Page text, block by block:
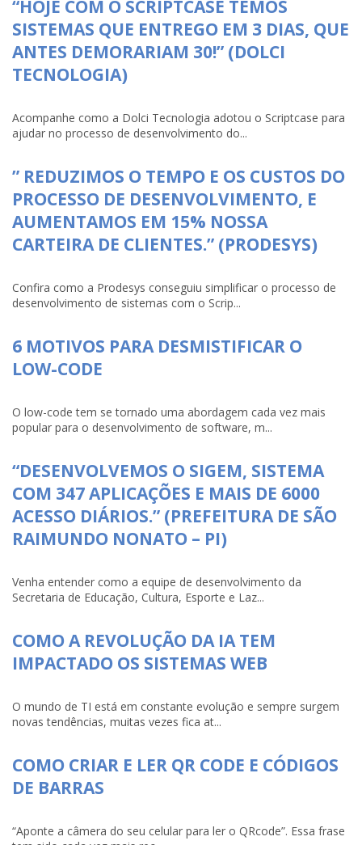
“HOJE COM O SCRIPTCASE TEMOS
SISTEMAS QUE ENTREGO EM 3 DIAS, QUE
ANTES DEMORARIAM 30!” (DOLCI
TECNOLOGIA)
Acompanhe como a Dolci Tecnologia adotou o Scriptcase para
ajudar no processo de desenvolvimento do...
” REDUZIMOS O TEMPO E OS CUSTOS DO
PROCESSO DE DESENVOLVIMENTO, E
AUMENTAMOS EM 15% NOSSA
CARTEIRA DE CLIENTES.” (PRODESYS)
Confira como a Prodesys conseguiu simplificar o processo de
desenvolvimento de sistemas com o Scrip...
6 MOTIVOS PARA DESMISTIFICAR O
LOW-CODE
O low-code tem se tornado uma abordagem cada vez mais
popular para o desenvolvimento de software, m...
“DESENVOLVEMOS O SIGEM, SISTEMA
COM 347 APLICAÇÕES E MAIS DE 6000
ACESSO DIÁRIOS.” (PREFEITURA DE SÃO
RAIMUNDO NONATO – PI)
Venha entender como a equipe de desenvolvimento da
Secretaria de Educação, Cultura, Esporte e Laz...
COMO A REVOLUÇÃO DA IA TEM
IMPACTADO OS SISTEMAS WEB
O mundo de TI está em constante evolução e sempre surgem
novas tendências, muitas vezes fica at...
COMO CRIAR E LER QR CODE E CÓDIGOS
DE BARRAS
“Aponte a câmera do seu celular para ler o QRcode”. Essa frase